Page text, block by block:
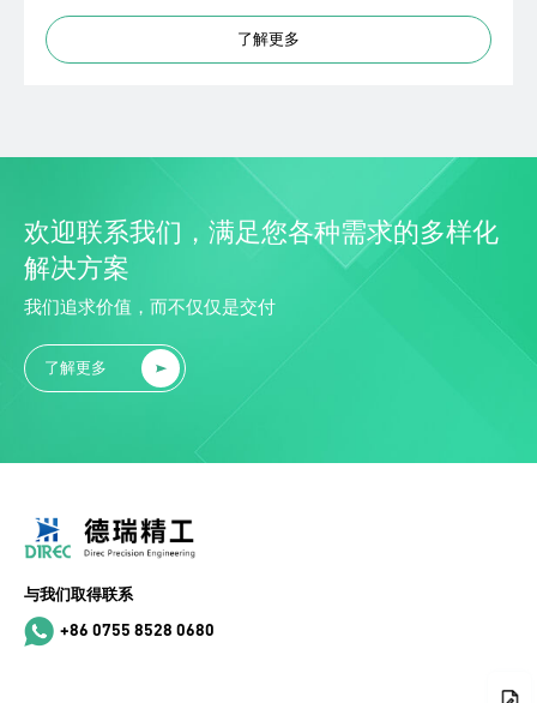
了解更多
欢迎联系我们，满足您各种需求的多样化
解决方案
我们追求价值，而不仅仅是交付
了解更多
与我们取得联系
+86 0755 8528 0680